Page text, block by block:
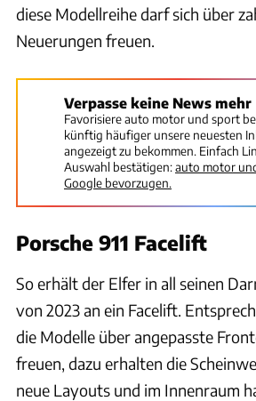
diese Modellreihe darf sich über
Neuerungen freuen.
Verpasse keine News mehr
Favorisiere auto motor und sport
künftig häufiger unsere neuesten
angezeigt zu bekommen. Einfach
Auswahl bestätigen:auto motor
Google bevorzugen.
Porsche 911 Facelift
So erhält der Elfer in all seinen
von 2023 an ein Facelift.
die Modelle über angepasste
freuen, dazu erhalten die
neue Layouts und im Innenraum